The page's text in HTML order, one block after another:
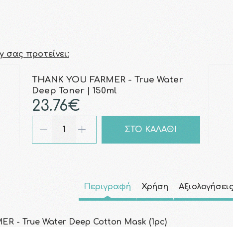
σας προτείνει:
THANK YOU FARMER - True Water
Deep Toner | 150ml
23.76€
ΣΤΟ ΚΑΛΑΘΙ
Περιγραφή Χρήση Αξιολογήσεις
- True Water Deep Cotton Mask (1pc)